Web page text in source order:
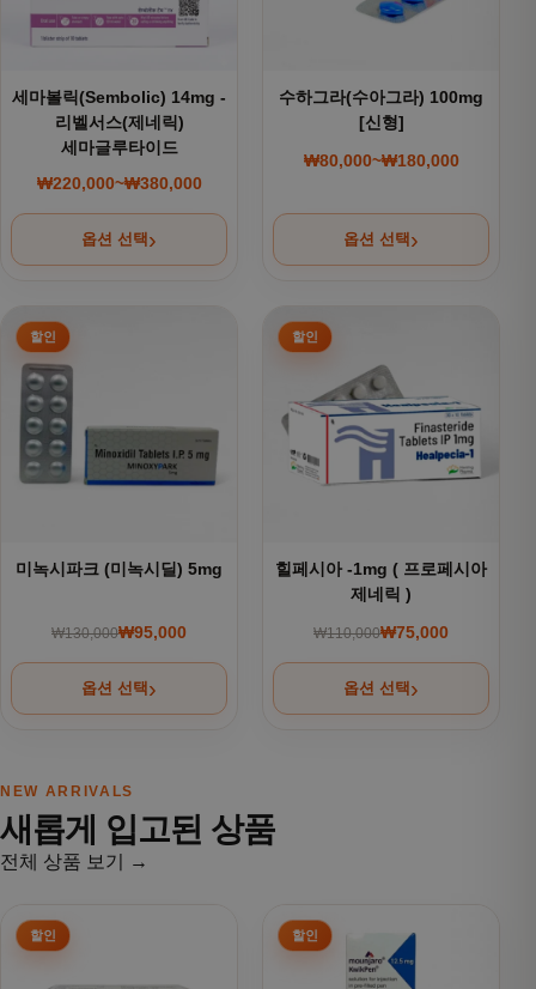
세마볼릭(Sembolic) 14mg -
리벨서스(제네릭)
세마글루타이드
₩220,000~₩380,000
가격 범위: ₩220,000~₩380,000
옵션 선택
수하그라(수아그라) 100mg
[신형]
₩80,000~₩180,000
가격 범위:
옵션 선택
미녹시파크 (미녹시딜) 5mg
₩130,000원래 가격: ₩130,000.
₩95,000
현재 가격: ₩95,000.
옵션 선택
여러 상품 옵션이 이 상품에 있습니다. 상품 페이지에서 옵션
힐페시아 -1mg ( 프로페시아
제네릭 )
₩110,000원래 가격:
₩75,000
현재 가격: ₩75,000.
옵션 선택
여러 상품 옵션이 이 상품에
NEW ARRIVALS
새롭게 입고된 상품
전체 상품 보기 →
여러 상품 옵션이 이 상품에 있습니다. 상품 페이지에서 옵션